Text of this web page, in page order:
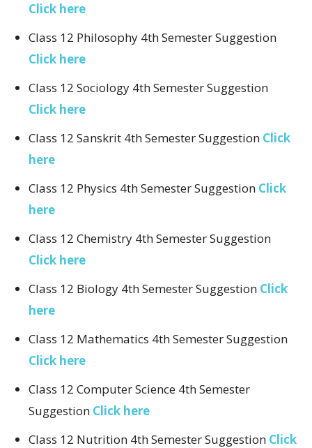
Click here
Class 12 Philosophy 4th Semester Suggestion
Click here
Class 12 Sociology 4th Semester Suggestion
Click here
Class 12 Sanskrit 4th Semester Suggestion Click
here
Class 12 Physics 4th Semester Suggestion Click
here
Class 12 Chemistry 4th Semester Suggestion
Click here
Class 12 Biology 4th Semester Suggestion Click
here
Class 12 Mathematics 4th Semester Suggestion
Click here
Class 12 Computer Science 4th Semester
Suggestion Click here
Class 12 Nutrition 4th Semester Suggestion Click